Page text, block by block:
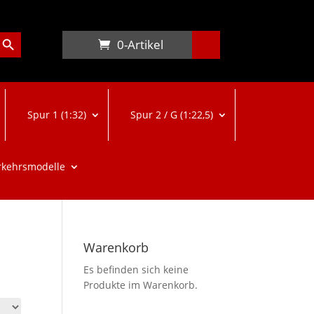
Button
0-Artikel
Spur 1 (1:32) Spur 2 / G (1:22,5)
Warenkorb
Es befinden sich keine
Produkte im Warenkorb.